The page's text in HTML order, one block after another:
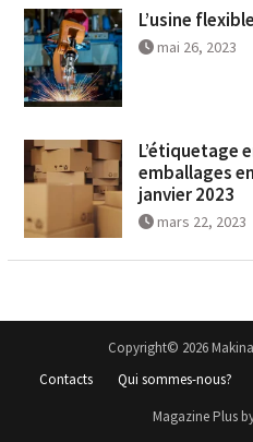
L’usine
mai 26, 2023
L’étiquetage
emballages
janvier 2023
mars 22, 2023
Copyright© 2026
Contacts
Qui sommes-nous?
Magazine Plus